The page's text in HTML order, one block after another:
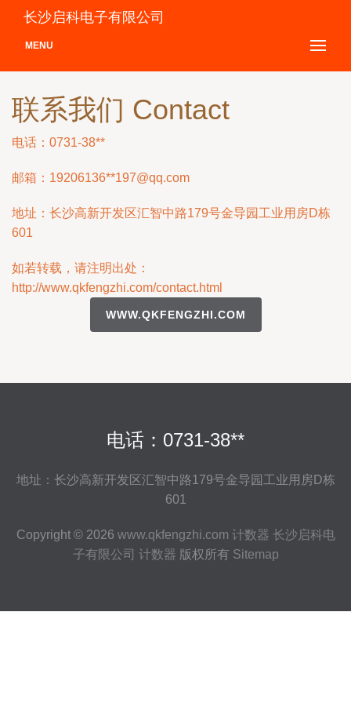
长沙启科电子有限公司
MENU
联系我们 Contact
电话：0731-38**
邮箱：19206136**197@qq.com
地址：长沙高新开发区汇智中路179号金导园工业用房D栋
601
如若转载，请注明出处：
http://www.qkfengzhi.com/contact.html
WWW.QKFENGZHI.COM
电话：0731-38**
地址：长沙高新开发区汇智中路179号金导园工业用房D栋
601
Copyright © 2026 www.qkfengzhi.com 计数器 长沙启科电
子有限公司 计数器 版权所有 Sitemap